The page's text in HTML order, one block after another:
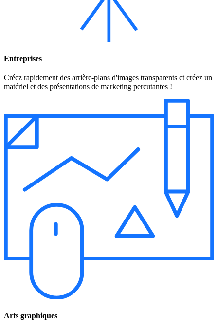
Entreprises
Créez rapidement des arrière-plans d'images transparents et créez un
matériel et des présentations de marketing percutantes !
Arts graphiques